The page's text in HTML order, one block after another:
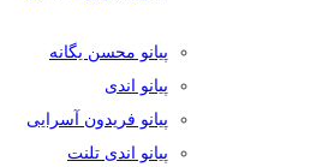
پیانو محسن یگانه
پیانو اندی
پیانو فریدون آسرایی
پیانو اندی تلنت